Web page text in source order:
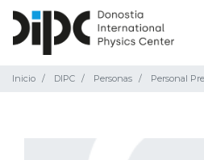
Inicio DIPC Personas Personal